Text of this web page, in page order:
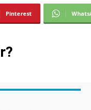
Pinterest